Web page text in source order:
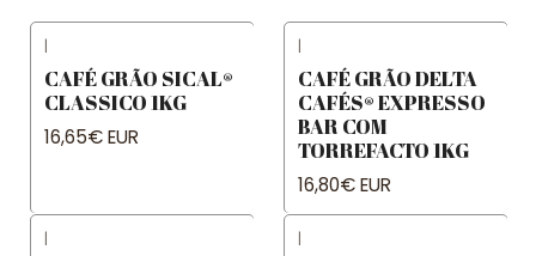
|
CAFÉ GRÃO SICAL®
CLASSICO 1KG
16,65€ EUR
|
CAFÉ GRÃO DELTA
CAFÉS® EXPRESSO
BAR COM
TORREFACTO 1KG
16,80€ EUR
| |